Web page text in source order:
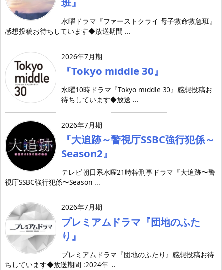
水曜ドラマ『ファーストクライ 母子救命救急班』
感想投稿お待ちしています◆放送期間 ...
2026年7月期
『Tokyo middle 30』
水曜10時ドラマ『Tokyo middle 30』感想投稿お
待ちしています◆放送 ...
2026年7月期
『大追跡～警視庁SSBC強行犯係～
Season2』
テレビ朝日系水曜21時枠刑事ドラマ『大追跡〜警
視庁SSBC強行犯係〜Season ...
2026年7月期
プレミアムドラマ『団地のふた
り』
プレミアムドラマ『団地のふたり』感想投稿お待
ちしています◆放送期間 :2024年 ...